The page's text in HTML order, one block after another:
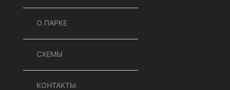
О ПАРКЕ
СХЕМЫ
КОНТАКТЫ